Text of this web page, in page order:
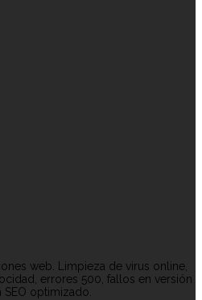
web. Limpieza de virus online,
errores 500, fallos en versión
optimizado.